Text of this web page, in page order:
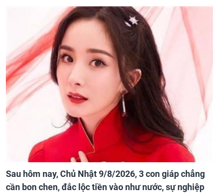
Sau hôm nay, Chủ Nhật 9/8/2026, 3 con giáp chẳng
cần bon chen, đắc lộc tiền vào như nước, sự nghiệp